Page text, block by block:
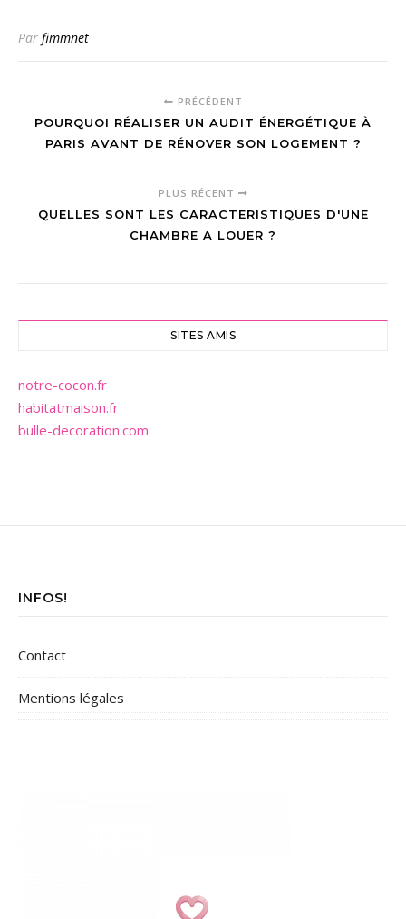
Par fimmnet
PRÉCÉDENT
POURQUOI RÉALISER UN AUDIT ÉNERGÉTIQUE À
PARIS AVANT DE RÉNOVER SON LOGEMENT ?
PLUS RÉCENT
QUELLES SONT LES CARACTERISTIQUES D'UNE
CHAMBRE A LOUER ?
SITES AMIS
notre-cocon.fr
habitatmaison.fr
bulle-decoration.com
INFOS!
Contact
Mentions légales